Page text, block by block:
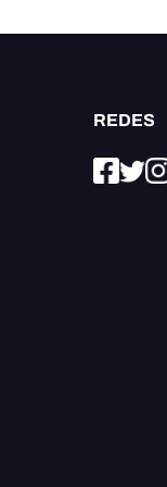
REDES